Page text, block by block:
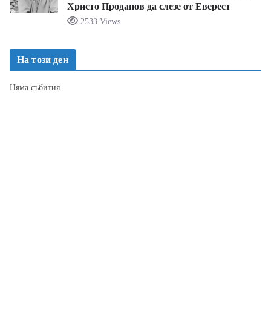
Христо Проданов да слезе от Еверест
2533 Views
На този ден
Няма събития